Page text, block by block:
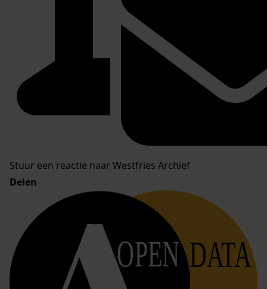
Stuur een reactie naar Westfries Archief
Delen
OPEN DATA